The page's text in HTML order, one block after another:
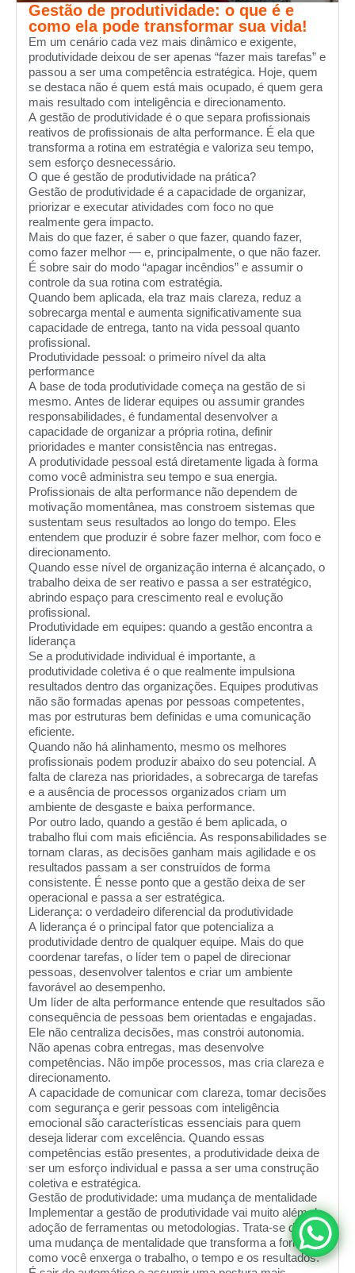
Gestão de produtividade: o que é e
como ela pode transformar sua vida!
Em um cenário cada vez mais dinâmico e exigente,
produtividade deixou de ser apenas “fazer mais tarefas” e
passou a ser uma competência estratégica. Hoje, quem
se destaca não é quem está mais ocupado, é quem gera
mais resultado com inteligência e direcionamento.
A gestão de produtividade é o que separa profissionais
reativos de profissionais de alta performance. É ela que
transforma a rotina em estratégia e valoriza seu tempo,
sem esforço desnecessário.
O que é gestão de produtividade na prática?
Gestão de produtividade é a capacidade de organizar,
priorizar e executar atividades com foco no que
realmente gera impacto.
Mais do que fazer, é saber o que fazer, quando fazer,
como fazer melhor — e, principalmente, o que não fazer.
É sobre sair do modo “apagar incêndios” e assumir o
controle da sua rotina com estratégia.
Quando bem aplicada, ela traz mais clareza, reduz a
sobrecarga mental e aumenta significativamente sua
capacidade de entrega, tanto na vida pessoal quanto
profissional.
Produtividade pessoal: o primeiro nível da alta
performance
A base de toda produtividade começa na gestão de si
mesmo. Antes de liderar equipes ou assumir grandes
responsabilidades, é fundamental desenvolver a
capacidade de organizar a própria rotina, definir
prioridades e manter consistência nas entregas.
A produtividade pessoal está diretamente ligada à forma
como você administra seu tempo e sua energia.
Profissionais de alta performance não dependem de
motivação momentânea, mas constroem sistemas que
sustentam seus resultados ao longo do tempo. Eles
entendem que produzir é sobre fazer melhor, com foco e
direcionamento.
Quando esse nível de organização interna é alcançado, o
trabalho deixa de ser reativo e passa a ser estratégico,
abrindo espaço para crescimento real e evolução
profissional.
Produtividade em equipes: quando a gestão encontra a
liderança
Se a produtividade individual é importante, a
produtividade coletiva é o que realmente impulsiona
resultados dentro das organizações. Equipes produtivas
não são formadas apenas por pessoas competentes,
mas por estruturas bem definidas e uma comunicação
eficiente.
Quando não há alinhamento, mesmo os melhores
profissionais podem produzir abaixo do seu potencial. A
falta de clareza nas prioridades, a sobrecarga de tarefas
e a ausência de processos organizados criam um
ambiente de desgaste e baixa performance.
Por outro lado, quando a gestão é bem aplicada, o
trabalho flui com mais eficiência. As responsabilidades se
tornam claras, as decisões ganham mais agilidade e os
resultados passam a ser construídos de forma
consistente. É nesse ponto que a gestão deixa de ser
operacional e passa a ser estratégica.
Liderança: o verdadeiro diferencial da produtividade
A liderança é o principal fator que potencializa a
produtividade dentro de qualquer equipe. Mais do que
coordenar tarefas, o líder tem o papel de direcionar
pessoas, desenvolver talentos e criar um ambiente
favorável ao desempenho.
Um líder de alta performance entende que resultados são
consequência de pessoas bem orientadas e engajadas.
Ele não centraliza decisões, mas constrói autonomia.
Não apenas cobra entregas, mas desenvolve
competências. Não impõe processos, mas cria clareza e
direcionamento.
A capacidade de comunicar com clareza, tomar decisões
com segurança e gerir pessoas com inteligência
emocional são características essenciais para quem
deseja liderar com excelência. Quando essas
competências estão presentes, a produtividade deixa de
ser um esforço individual e passa a ser uma construção
coletiva e estratégica.
Gestão de produtividade: uma mudança de mentalidade
Implementar a gestão de produtividade vai muito além da
adoção de ferramentas ou metodologias. Trata-se de
uma mudança de mentalidade que transforma a forma
como você enxerga o trabalho, o tempo e os resultados.